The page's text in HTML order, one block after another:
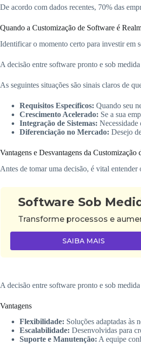
De acordo com dados recentes, 70% das
Quando a Customização de Software é
Identificar o momento certo para investir em
A decisão entre software pronto e sob
As seguintes situações são sinais claros de
Requisitos Específicos: Quando seu
Crescimento Acelerado: Se a sua
Integração de Sistemas: Necessidade
Diferenciação no Mercado: Desejo
Vantagens e Desvantagens da Customização
Antes de tomar uma decisão, é vital entender
Software Sob
Transforme processos e
SAIBA MAIS
A decisão entre software pronto e sob
Vantagens
Flexibilidade: Soluções adaptadas às
Escalabilidade: Desenvolvidas para
Suporte e Manutenção: A equipe